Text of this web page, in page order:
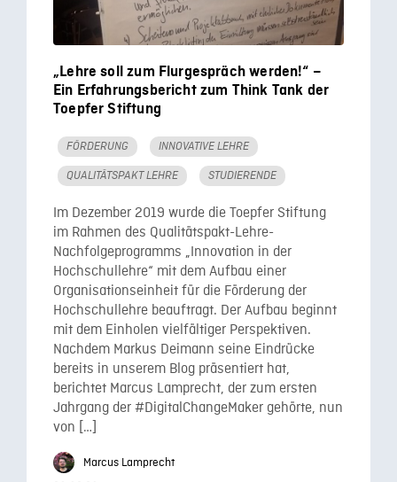
„Lehre soll zum Flurgespräch werden!“ –
Ein Erfahrungsbericht zum Think Tank der
Toepfer Stiftung
FÖRDERUNG INNOVATIVE LEHRE
QUALITÄTSPAKT LEHRE STUDIERENDE
Im Dezember 2019 wurde die Toepfer Stiftung
im Rahmen des Qualitätspakt-Lehre-
Nachfolgeprogramms „Innovation in der
Hochschullehre“ mit dem Aufbau einer
Organisationseinheit für die Förderung der
Hochschullehre beauftragt. Der Aufbau beginnt
mit dem Einholen vielfältiger Perspektiven.
Nachdem Markus Deimann seine Eindrücke
bereits in unserem Blog präsentiert hat,
berichtet Marcus Lamprecht, der zum ersten
Jahrgang der #DigitalChangeMaker gehörte, nun
von […]
Marcus Lamprecht